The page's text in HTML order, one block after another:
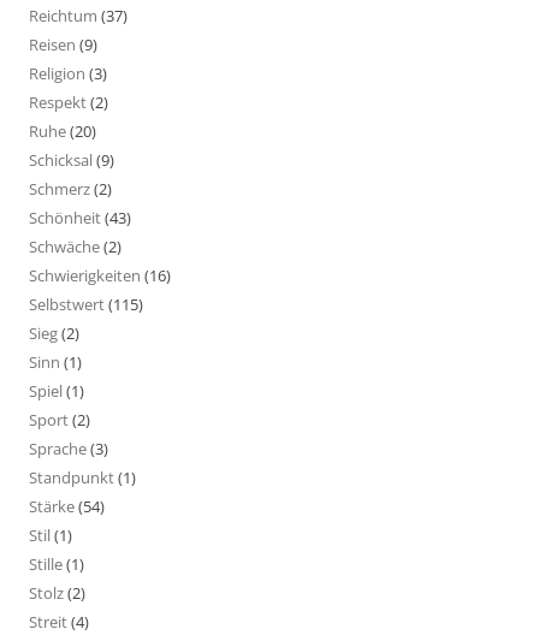
Reichtum (37)
Reisen (9)
Religion (3)
Respekt(2)
Ruhe(20)
Schicksal(9)
Schmerz(2)
Schönheit(43)
Schwäche(2)
Schwierigkeiten (16)
Selbstwert(115)
Sieg(2)
Sinn (1)
Spiel(1)
Sport(2)
Sprache(3)
Standpunkt(1)
Stärke(54)
Stil(1)
Stille(1)
Stolz(2)
Streit(4)